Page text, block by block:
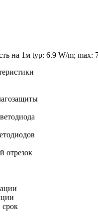
на 1м typ: 6.9 W/m; max:
отрезок